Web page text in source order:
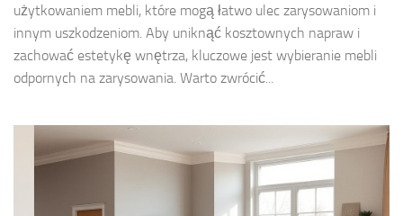
użytkowaniem mebli, które mogą łatwo ulec zarysowaniom i
innym uszkodzeniom. Aby uniknąć kosztownych napraw i
zachować estetykę wnętrza, kluczowe jest wybieranie mebli
odpornych na zarysowania. Warto zwrócić...